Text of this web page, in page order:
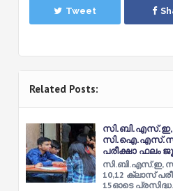
Tweet
Related Posts:
സി.ബി.എസ്.ഇ,
പരീക്ഷാ ഫലം
സി.ബി.എസ്.ഇ,
10,12 ക്ലാസ്
15ഓടെ